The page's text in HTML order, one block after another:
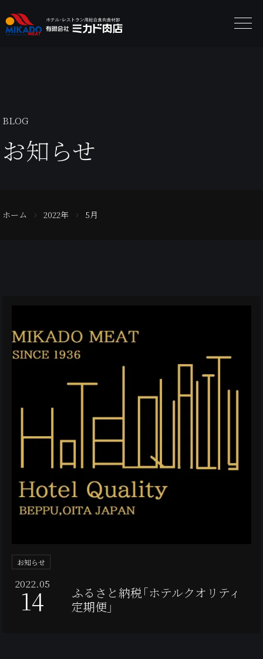
BLOG
お知らせ
ホーム 2022年 5月
お知らせ
2022.05
14
ふるさと納税「ホテルクオリティ
定期便」